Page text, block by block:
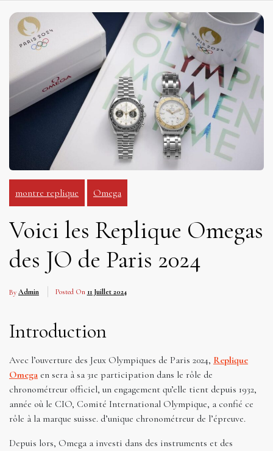
montre replique Omega
Voici les Replique Omegas
des JO de Paris 2024
By Admin Posted On 11 Juillet 2024
Introduction
Avec l’ouverture des Jeux Olympiques de Paris 2024, Replique
Omega en sera à sa 31e participation dans le rôle de
chronométreur officiel, un engagement qu’elle tient depuis 1932,
année où le CIO, Comité International Olympique, a confié ce
rôle à la marque suisse. d’unique chronométreur de l’épreuve.
Depuis lors, Omega a investi dans des instruments et des